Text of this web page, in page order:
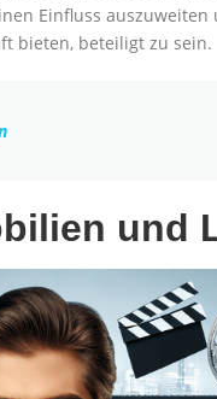
Einfluss
bieten, beteiligt zu sein.
und